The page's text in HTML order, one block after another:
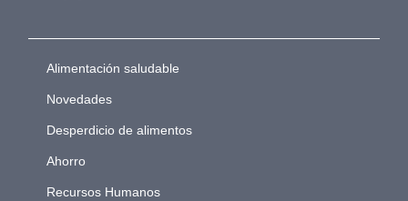
Alimentación saludable
Novedades
Desperdicio de alimentos
Ahorro
Recursos Humanos